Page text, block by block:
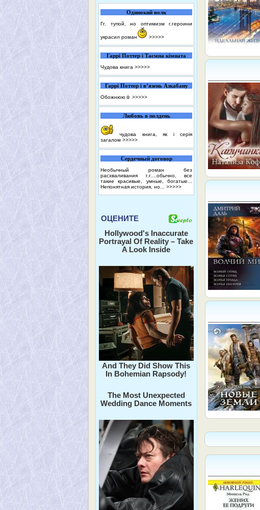
Одинокий волк
Гг. тупой, но оптимизм г.героини
украсил роман >>>>>
Гаррі Поттер і Таємна кімната
Чудова книга >>>>>
Гаррі Поттер і в’язень Азкабану
Обожнюю☺️ >>>>>
Любовь в полдень
чудова книга, як і серія
загалом >>>>>
Сердечный договор
Необычный роман без
расхваливания г.г....обычно, все
такие красивые, умные, богатые...
Непонятная история, но... >>>>>
ОЦЕНИТЕ
Hollywood's Inaccurate
Portrayal Of Reality – Take
A Look Inside
And They Did Show This
In Bohemian Rapsody!
The Most Unexpected
Wedding Dance Moments